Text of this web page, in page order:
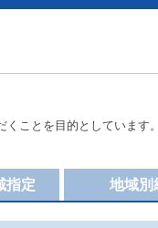
ことを目的としています。
地域別
指定